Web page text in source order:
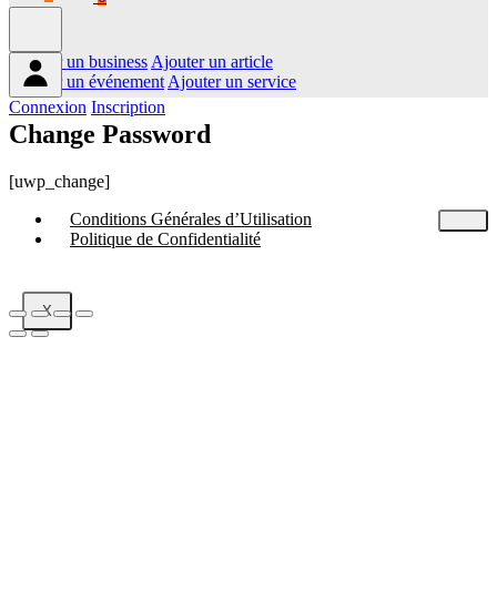
Ajouter un business Ajouter un article
Ajouter un événement Ajouter un service
Connexion Inscription
Change Password
[uwp_change]
Conditions Générales d’Utilisation
Politique de Confidentialité
X